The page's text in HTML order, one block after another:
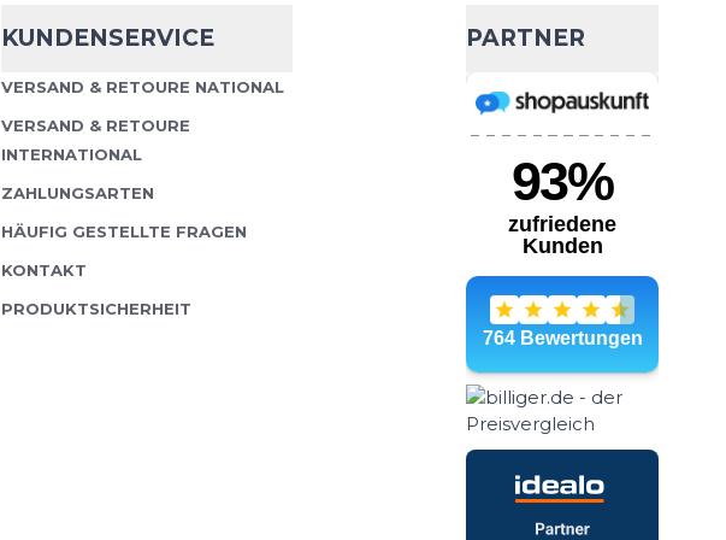
KUNDENSERVICE
VERSAND & RETOURE NATIONAL
VERSAND & RETOURE
INTERNATIONAL
ZAHLUNGSARTEN
HÄUFIG GESTELLTE FRAGEN
KONTAKT
PRODUKTSICHERHEIT
PARTNER